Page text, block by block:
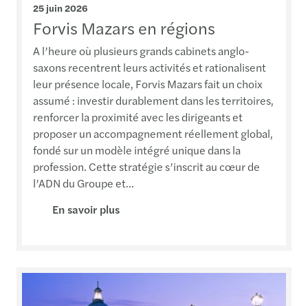
25 juin 2026
Forvis Mazars en régions
A l’heure où plusieurs grands cabinets anglo-
saxons recentrent leurs activités et rationalisent
leur présence locale, Forvis Mazars fait un choix
assumé : investir durablement dans les territoires,
renforcer la proximité avec les dirigeants et
proposer un accompagnement réellement global,
fondé sur un modèle intégré unique dans la
profession. Cette stratégie s’inscrit au cœur de
l’ADN du Groupe et...
En savoir plus